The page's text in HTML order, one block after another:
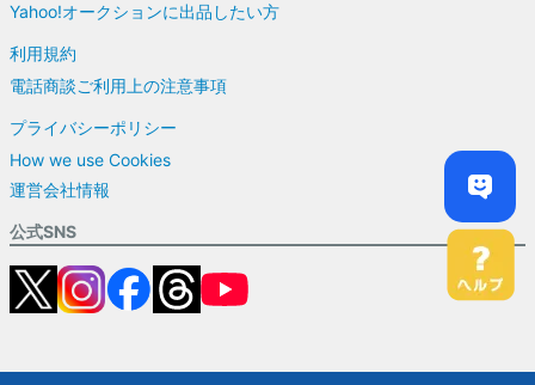
Yahoo!オークションに出品したい方
利用規約
電話商談ご利用上の注意事項
プライバシーポリシー
How we use Cookies
運営会社情報
公式SNS